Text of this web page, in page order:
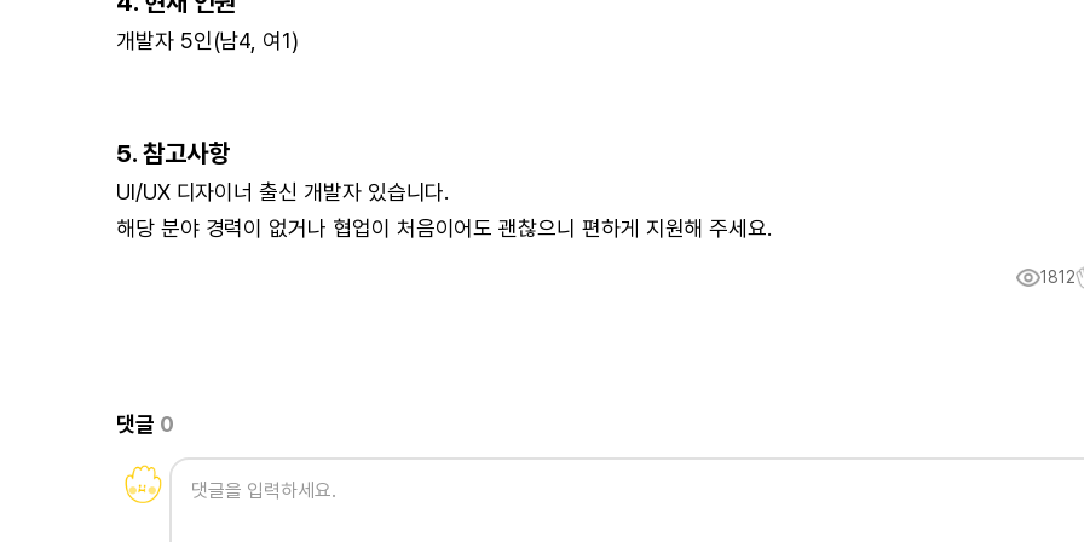
개발자 5인(남4, 여1)
5. 참고사항
UI/UX 디자이너 출신 개발자 있습니다.
해당 분야 경력이 없거나 협업이 처음이어도 괜찮으니 편하게 지원해 주세요.
1812
댓글 0